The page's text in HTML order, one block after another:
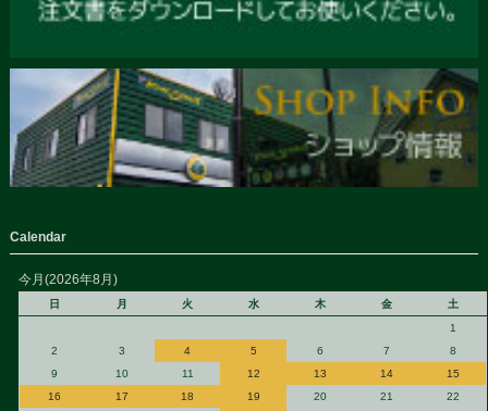
Calendar
今月(2026年8月)
日 月 火 水 木 金
土
1
2
3 4 5 6 7
8
9
10 11 12 13 14
15
16
17 18 19 20 21
22